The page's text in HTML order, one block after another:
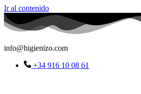
Ir al contenido
info@higienizo.com
+34 916 10 08 61